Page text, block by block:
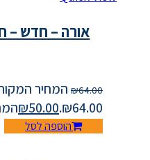
אורה – חדש –
₪64.00
המחיר
₪64.00.
₪50.00
הוספה לסל